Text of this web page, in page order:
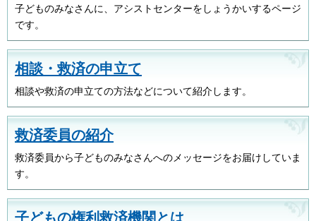
子どものみなさんに、アシストセンターをしょうかいするページ
です。
相談・救済の申立て
相談や救済の申立ての方法などについて紹介します。
救済委員の紹介
救済委員から子どものみなさんへのメッセージをお届けしていま
す。
子どもの権利救済機関とは